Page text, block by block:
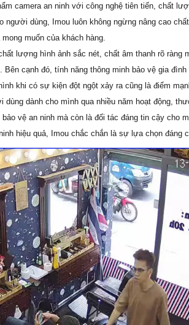
camera an ninh với công nghệ tiên tiến, chất
dùng, Imou luôn không ngừng nâng cao
muốn của khách hàng.
lượng hình ảnh sắc nét, chất âm thanh rõ ràng
cạnh đó, tính năng thông minh bảo vệ gia
khi có sự kiện đột ngột xảy ra cũng là điểm
dành cho mình qua nhiều năm hoạt động,
vệ an ninh mà còn là đối tác đáng tin cậy cho
hiệu quả, Imou chắc chắn là sự lựa chọn đáng